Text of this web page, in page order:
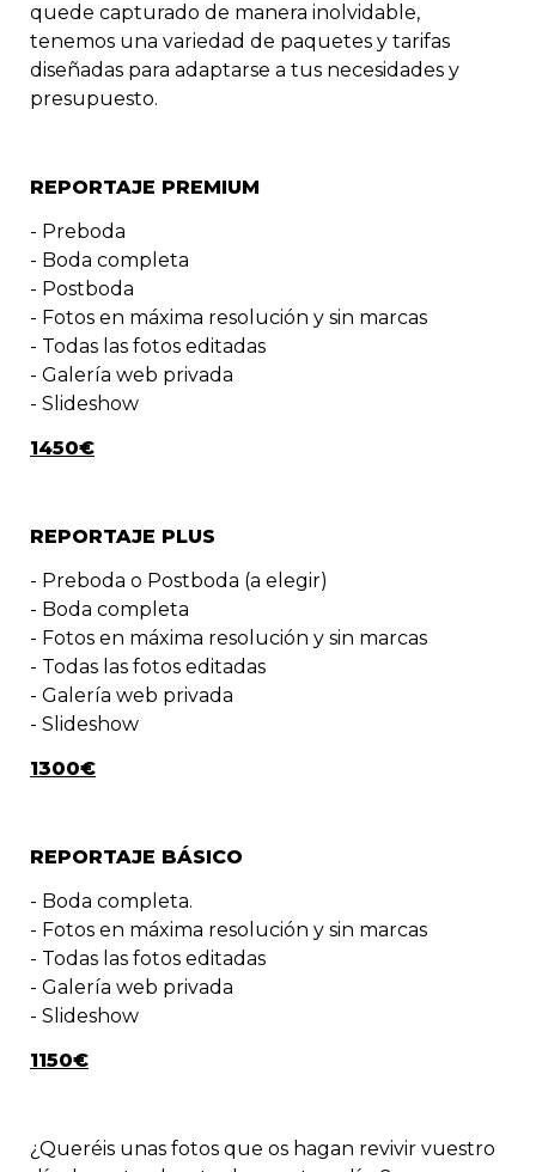
quede capturado de manera inolvidable,
tenemos una variedad de paquetes y tarifas
diseñadas para adaptarse a tus necesidades y
presupuesto.
REPORTAJE PREMIUM
- Preboda
- Boda completa
- Postboda
- Fotos en máxima resolución y sin marcas
- Todas las fotos editadas
- Galería web privada
- Slideshow
1450€
REPORTAJE PLUS
- Preboda o Postboda (a elegir)
- Boda completa
- Fotos en máxima resolución y sin marcas
- Todas las fotos editadas
- Galería web privada
- Slideshow
1300€
REPORTAJE BÁSICO
- Boda completa.
- Fotos en máxima resolución y sin marcas
- Todas las fotos editadas
- Galería web privada
- Slideshow
1150€
¿Queréis unas fotos que os hagan revivir vuestro